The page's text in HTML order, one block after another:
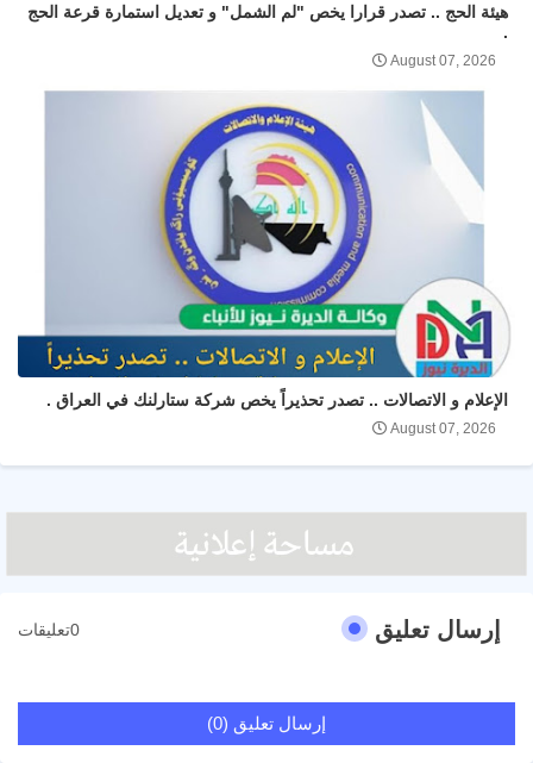
هيئة الحج .. تصدر قرارا يخص "لم الشمل" و تعديل استمارة قرعة الحج
.
August 07, 2026
الإعلام و الاتصالات .. تصدر تحذيراً يخص شركة ستارلنك في العراق .
August 07, 2026
إرسال تعليق 0تعليقات
إرسال تعليق (0)